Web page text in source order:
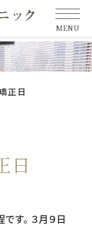
MENU
正日
日
す。 ３月９日